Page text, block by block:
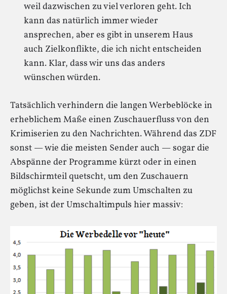
weil dazwischen zu viel verloren geht. Ich
kann das natürlich immer wieder
ansprechen, aber es gibt in unserem Haus
auch Zielkonflikte, die ich nicht entscheiden
kann. Klar, dass wir uns das anders
wünschen würden.
Tatsächlich verhindern die langen Werbeblöcke in
erheblichem Maße einen Zuschauerfluss von den
Krimiserien zu den Nachrichten. Während das ZDF
sonst — wie die meisten Sender auch — sogar die
Abspänne der Programme kürzt oder in einen
Bildschirmteil quetscht, um den Zuschauern
möglichst keine Sekunde zum Umschalten zu
geben, ist der Umschaltimpuls hier massiv: